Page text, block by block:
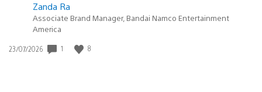
Zanda Ra
Associate Brand Manager, Bandai Namco Entertainment
America
Fecha
23/07/2026 1 8